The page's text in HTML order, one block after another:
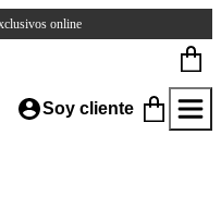
online
Soy cliente